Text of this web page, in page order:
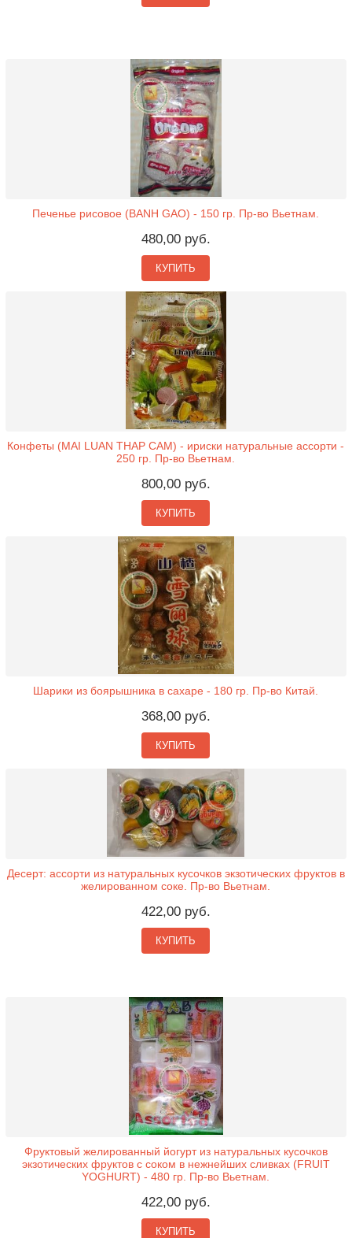
Печенье рисовое (BANH GAO) - 150 гр. Пр-во Вьетнам.
480,00 руб.
КУПИТЬ
Конфеты (MAI LUAN THAP CAM) - ириски натуральные ассорти -
250 гр. Пр-во Вьетнам.
800,00 руб.
КУПИТЬ
Шарики из боярышника в сахаре - 180 гр. Пр-во Китай.
368,00 руб.
КУПИТЬ
Десерт: ассорти из натуральных кусочков экзотических фруктов в
желированном соке. Пр-во Вьетнам.
422,00 руб.
КУПИТЬ
Фруктовый желированный йогурт из натуральных кусочков
экзотических фруктов с соком в нежнейших сливках (FRUIT
YOGHURT) - 480 гр. Пр-во Вьетнам.
422,00 руб.
КУПИТЬ